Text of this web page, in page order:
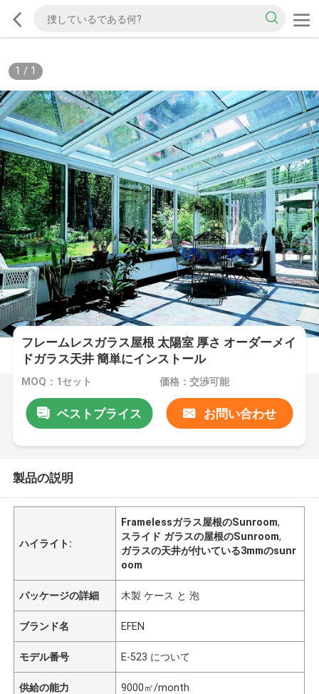
1 / 1
フレームレスガラス屋根 太陽室 厚さ オーダーメイ
ドガラス天井 簡単にインストール
MOQ：1セット 価格：交渉可能
ベストプライス お問い合わせ
製品の説明
ハイライト:
Framelessガラス屋根のSunroom,
スライド ガラスの屋根のSunroom,
ガラスの天井が付いている3mmのsunr
oom
パッケージの詳細 木製 ケース と 泡
ブランド名 EFEN
モデル番号 E-523 について
供給の能力 9000㎡/month